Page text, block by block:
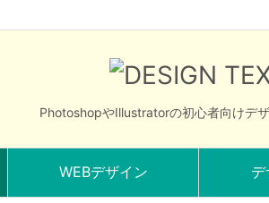
PhotoshopやIllustratorの初心者向けデ
WEBデザイン